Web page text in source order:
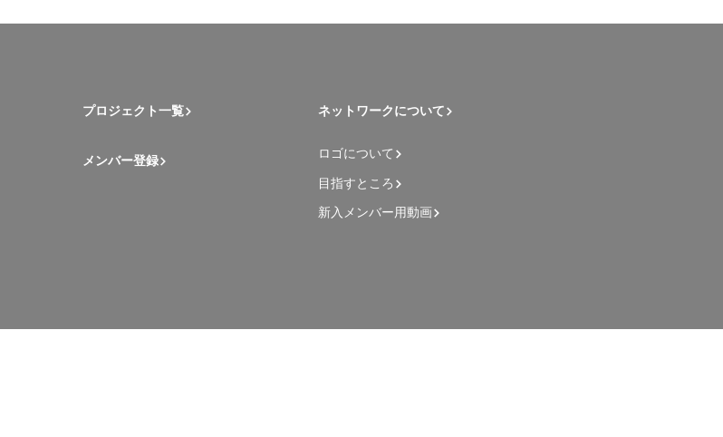
プロジェクト一覧
メンバー登録
ネットワークについて
ロゴについて
目指すところ
新入メンバー用動画